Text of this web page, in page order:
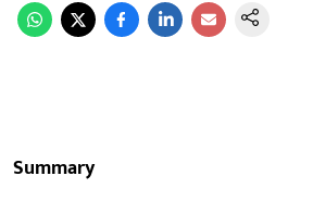
Summary